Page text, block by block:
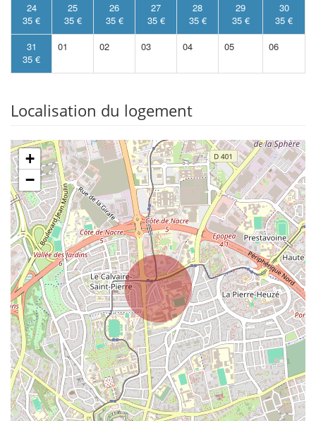
24
35 €
25
35 €
26
35 €
27
35 €
28
35 €
29
35 €
30
35 €
31
35 €
01 02 03 04 05 06
Localisation du logement
+
−